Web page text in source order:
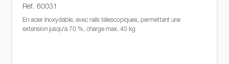
Réf. 60031
En acier inoxydable, avec rails télescopiques, permettant une
extension jusqu'à 70 %, charge max. 40 kg